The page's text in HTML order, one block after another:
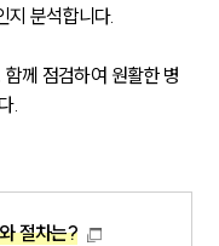
지 분석합니다.
께 점검하여 원활한 병
.
절차는?